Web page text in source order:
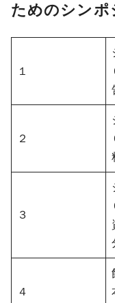
ためのシンポ
１
２
３
４